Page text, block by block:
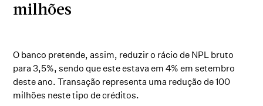
milhões
O banco pretende, assim, reduzir o rácio de NPL bruto
para 3,5%, sendo que este estava em 4% em setembro
deste ano. Transação representa uma redução de 100
milhões neste tipo de créditos.